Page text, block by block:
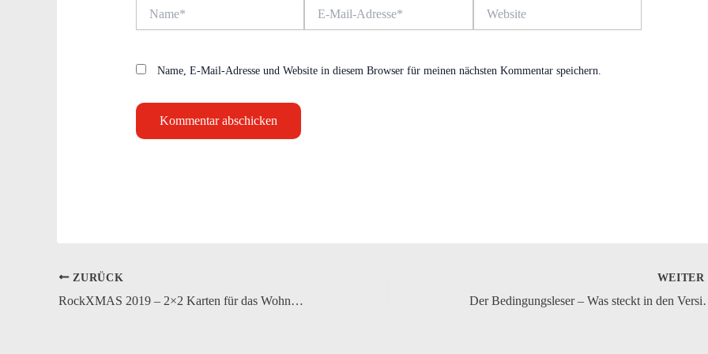
Mail-
Name, E-Mail-Adresse und Website in diesem Browser für meinen nächsten Kommentar speichern.
ZURÜCK
RockXMAS 2019 – 2×2 Karten für das Wohnzimmer von Smithy
WEITER
Der